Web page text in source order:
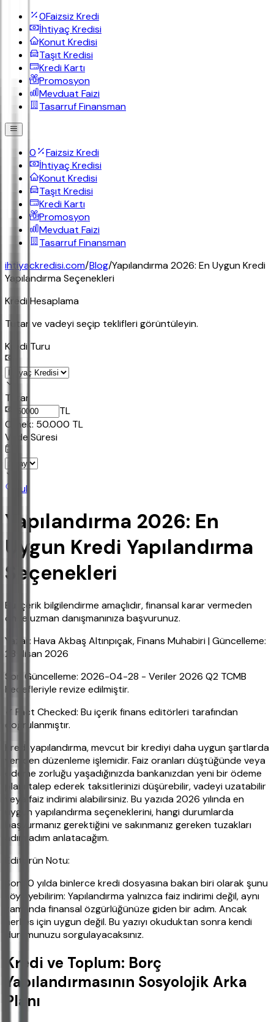
0Faizsiz Kredi
İhtiyaç Kredisi
Konut Kredisi
Taşıt Kredisi
Kredi Kartı
Promosyon
Mevduat Faizi
Tasarruf Finansman
0
Faizsiz Kredi
İhtiyaç Kredisi
Konut Kredisi
Taşıt Kredisi
Kredi Kartı
Promosyon
Mevduat Faizi
Tasarruf Finansman
ihtiyackredisi.com/Blog/Yapılandırma 2026: En Uygun Kredi
Yapılandırma Seçenekleri
Kredi Hesaplama
Tutar ve vadeyi seçip teklifleri görüntüleyin.
Kredi Turu
Tutar
TL
Ornek: 50.000 TL
Vade Süresi
Bul
Yapılandırma 2026: En
Uygun Kredi Yapılandırma
Seçenekleri
Bu içerik bilgilendirme amaçlıdır, finansal karar vermeden
önce uzman danışmanınıza başvurunuz.
Yazar: Hava Akbaş Altınpıçak, Finans Muhabiri | Güncelleme:
28 Nisan 2026
Son Güncelleme: 2026-04-28 - Veriler 2026 Q2 TCMB
hedefleriyle revize edilmiştir.
✔ Fact Checked: Bu içerik finans editörleri tarafından
doğrulanmıştır.
Kredi yapılandırma, mevcut bir krediyi daha uygun şartlarda
yeniden düzenleme işlemidir. Faiz oranları düştüğünde veya
ödeme zorluğu yaşadığınızda bankanızdan yeni bir ödeme
planı talep ederek taksitlerinizi düşürebilir, vadeyi uzatabilir
veya faiz indirimi alabilirsiniz. Bu yazıda 2026 yılında en
uygun yapılandırma seçeneklerini, hangi durumlarda
başvurmanız gerektiğini ve sakınmanız gereken tuzakları
adım adım anlatacağım.
Editörün Notu:
Son 10 yılda binlerce kredi dosyasına bakan biri olarak şunu
söyleyebilirim: Yapılandırma yalnızca faiz indirimi değil, aynı
zamanda finansal özgürlüğünüze giden bir adım. Ancak
herkes için uygun değil. Bu yazıyı okuduktan sonra kendi
durumunuzu sorgulayacaksınız.
Kredi ve Toplum: Borç
Yapılandırmasının Sosyolojik Arka
Planı